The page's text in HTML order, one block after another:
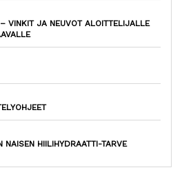
VINKIT JA NEUVOT ALOITTELIJALLE
NAISEN HIILIHYDRAATTI-TARVE